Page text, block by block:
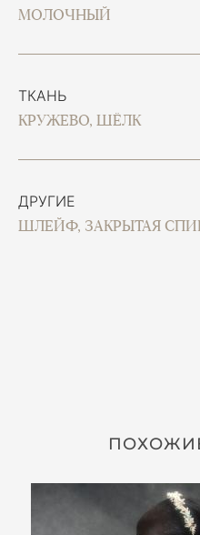
МОЛОЧНЫЙ
ТКАНЬ
КРУЖЕВО, ШЁЛК
ДРУГИЕ
ШЛЕЙФ, ЗАКРЫТАЯ